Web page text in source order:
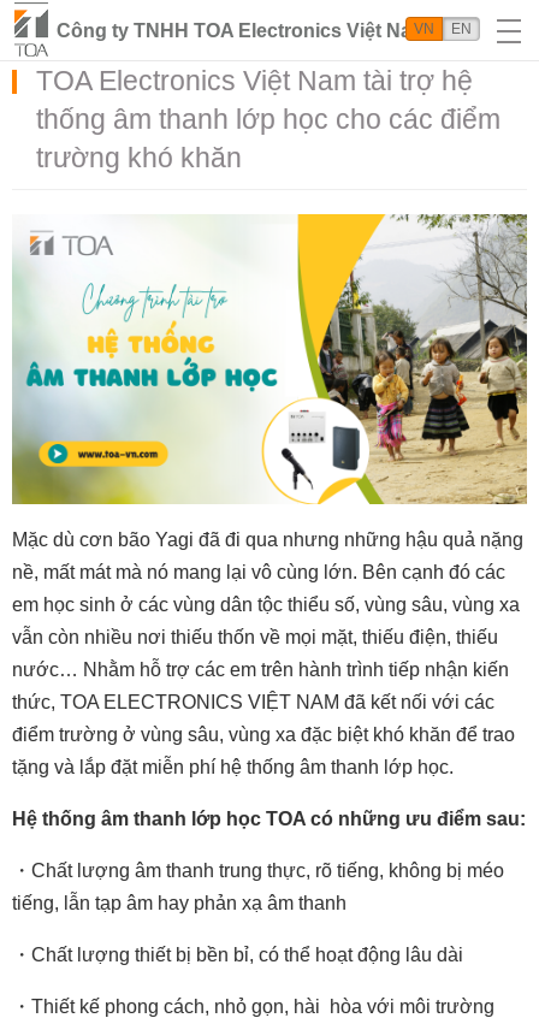
Công ty TNHH TOA Electronics Việt Nam
VN EN
TOA Electronics Việt Nam tài trợ hệ
thống âm thanh lớp học cho các điểm
trường khó khăn
Mặc dù cơn bão Yagi đã đi qua nhưng những hậu quả nặng
nề, mất mát mà nó mang lại vô cùng lớn. Bên cạnh đó các
em học sinh ở các vùng dân tộc thiểu số, vùng sâu, vùng xa
vẫn còn nhiều nơi thiếu thốn về mọi mặt, thiếu điện, thiếu
nước… Nhằm hỗ trợ các em trên hành trình tiếp nhận kiến
thức, TOA ELECTRONICS VIỆT NAM đã kết nối với các
điểm trường ở vùng sâu, vùng xa đặc biệt khó khăn để trao
tặng và lắp đặt miễn phí hệ thống âm thanh lớp học.
Hệ thống âm thanh lớp học TOA có những ưu điểm sau:
・Chất lượng âm thanh trung thực, rõ tiếng, không bị méo
tiếng, lẫn tạp âm hay phản xạ âm thanh
・Chất lượng thiết bị bền bỉ, có thể hoạt động lâu dài
・Thiết kế phong cách, nhỏ gọn, hài hòa với môi trường